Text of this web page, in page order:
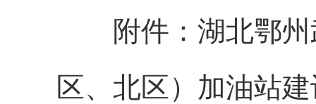
附件：湖北鄂
区、北区）加油站